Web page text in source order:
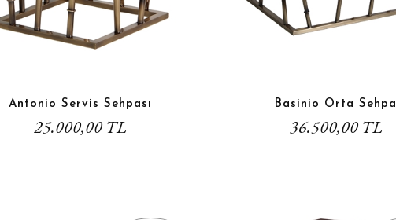
Antonio Servis Sehpası
25.000,00 TL
Basinio Orta Sehpa
36.500,00 TL